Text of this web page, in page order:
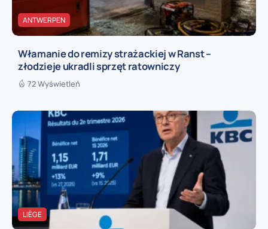
ANTWERPEN
Włamanie do remizy strażackiej w Ranst –
złodzieje ukradli sprzęt ratowniczy
72 Wyświetleń
LIÈGE